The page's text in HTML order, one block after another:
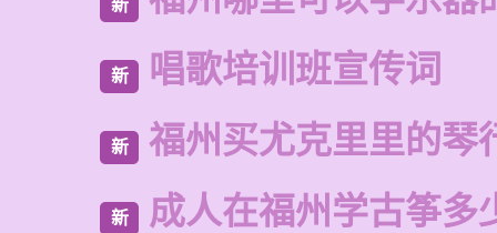
新
新 唱歌培训班宣传词
新 福州买尤克里里的琴
新 成人在福州学古筝多